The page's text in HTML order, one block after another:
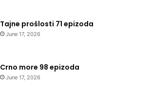
Tajne prošlosti 71 epizoda
June 17, 2026
Crno more 98 epizoda
June 17, 2026